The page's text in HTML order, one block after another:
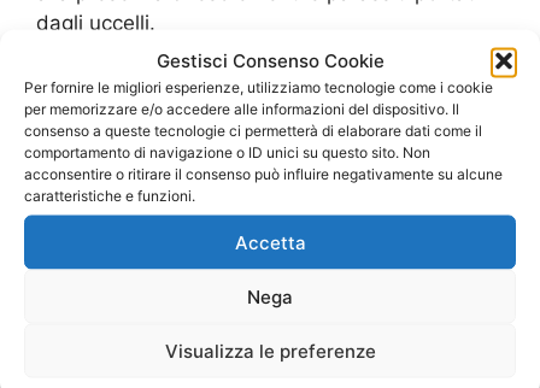
Gestisci Consenso Cookie
Per fornire le migliori esperienze, utilizziamo tecnologie come i cookie
per memorizzare e/o accedere alle informazioni del dispositivo. Il
consenso a queste tecnologie ci permetterà di elaborare dati come il
comportamento di navigazione o ID unici su questo sito. Non
acconsentire o ritirare il consenso può influire negativamente su alcune
caratteristiche e funzioni.
Accetta
Nega
Visualizza le preferenze
dagli uccelli.
Il costo dell’allontanamento volatili professionale
dipenderà dalle dimensioni e dalla tipologia
dell’area da trattare, ma i preventivi sono
sempre gratuiti e personalizzati. Inoltre, grazie
all’utilizzo di tecniche non invasive, non dovrai
preoccuparti di costi aggiuntivi per danni o
riparazioni.
professionista per l’allontanamento volatili e